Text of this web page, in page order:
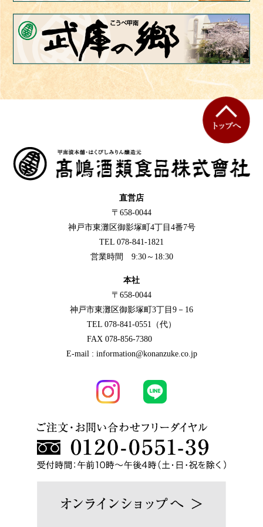
直営店
〒658-0044
神戸市東灘区御影塚町4丁目4番7号
TEL 078-841-1821
営業時間 9:30～18:30
本社
〒658-0044
神戸市東灘区御影塚町3丁目9－16
TEL 078-841-0551（代）
FAX 078-856-7380
E-mail : information@konanzuke.co.jp